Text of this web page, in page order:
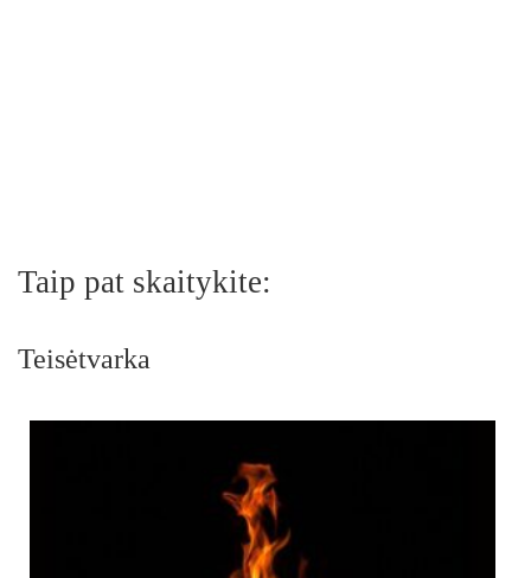
Taip pat skaitykite:
Teisėtvarka